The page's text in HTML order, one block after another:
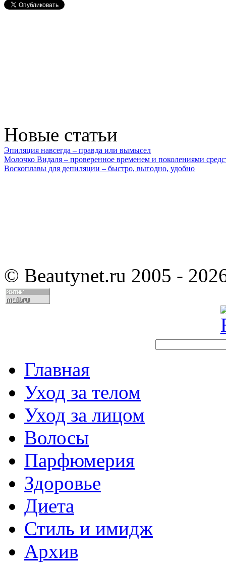
Новые статьи
Эпиляция навсегда – правда или вымысел
Молочко Видаля – проверенное временем и поколениями
Воскоплавы для депиляции – быстро, выгодно, удобно
© Beautynet.ru 2005 -
Главная
Уход за телом
Уход за лицом
Волосы
Парфюмерия
Здоровье
Диета
Стиль и имидж
Архив